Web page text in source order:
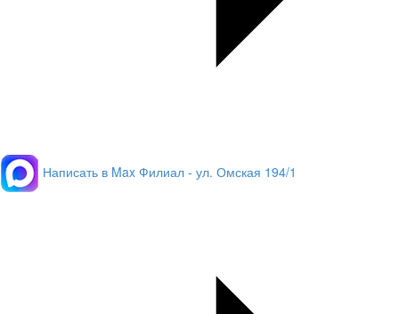
Написать в Max Филиал - ул. Омская 194/1